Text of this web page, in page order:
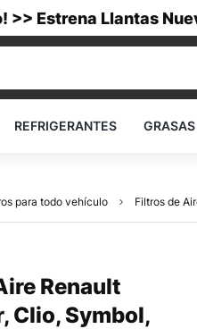
>> Estrena Llantas
REFRIGERANTES GRASAS
para todo vehículo Filtros de
Renault
Clio, Symbol,